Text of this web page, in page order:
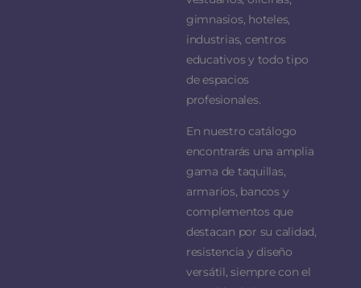
gimnasios, hoteles,
industrias, centros
educativos y todo tipo
de espacios
profesionales.
En nuestro catálogo
encontrarás una amplia
gama de taquillas,
armarios, bancos y
complementos que
destacan por su calidad,
resistencia y diseño
versátil, siempre con el